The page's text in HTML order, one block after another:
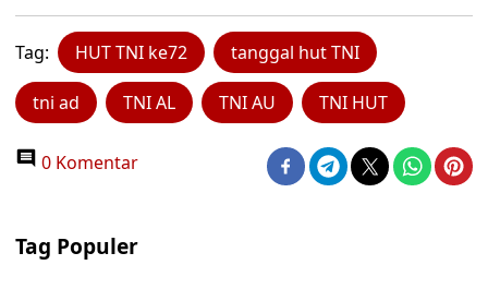
Tag: HUT TNI ke72 tanggal hut TNI
tni ad TNI AL TNI AU TNI HUT
0 Komentar
Tag Populer